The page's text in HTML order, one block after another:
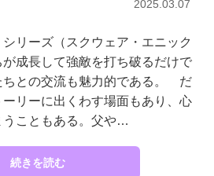
2025.03.07
シリーズ（スクウェア・エニック
成長して強敵を打ち破るだけで
ちとの交流も魅力的である。 だ
リーに出くわす場面もあり、心
うこともある。父や…
続きを読む